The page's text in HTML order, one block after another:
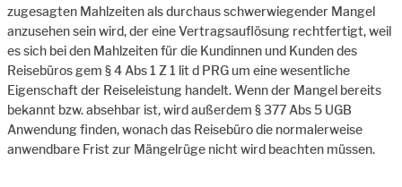
zugesagten Mahlzeiten als durchaus schwerwiegender Mangel
anzusehen sein wird, der eine Vertragsauflösung rechtfertigt, weil
es sich bei den Mahlzeiten für die Kundinnen und Kunden des
Reisebüros gem § 4 Abs 1 Z 1 lit d PRG um eine wesentliche
Eigenschaft der Reiseleistung handelt. Wenn der Mangel bereits
bekannt bzw. absehbar ist, wird außerdem § 377 Abs 5 UGB
Anwendung finden, wonach das Reisebüro die normalerweise
anwendbare Frist zur Mängelrüge nicht wird beachten müssen.